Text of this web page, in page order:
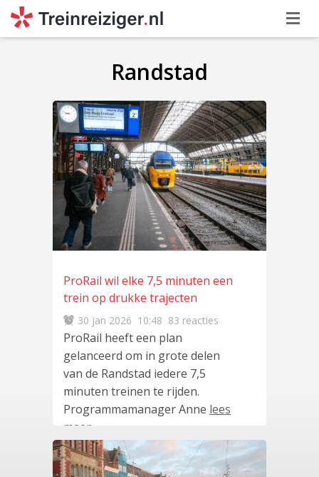
Randstad
ProRail wil elke 7,5 minuten een
trein op drukke trajecten
30 jan 2026 10:48 83 reacties
ProRail heeft een plan
gelanceerd om in grote delen
van de Randstad iedere 7,5
minuten treinen te rijden.
Programmamanager Anne lees
meer